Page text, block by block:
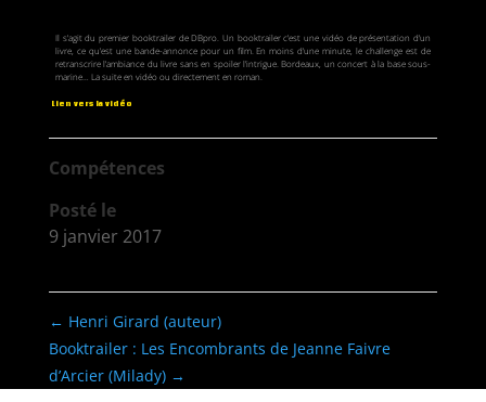
Il s’agit du premier booktrailer de DBpro. Un booktrailer c’est une vidéo de présentation d’un
livre, ce qu’est une bande-annonce pour un film. En moins d’une minute, le challenge est de
retranscrire l’ambiance du livre sans en spoiler l’intrigue. Bordeaux, un concert à la base sous-
marine… La suite en vidéo ou directement en roman.
Lien vers la vidéo
Compétences
Posté le
9 janvier 2017
← Henri Girard (auteur)
Booktrailer : Les Encombrants de Jeanne Faivre
d’Arcier (Milady) →